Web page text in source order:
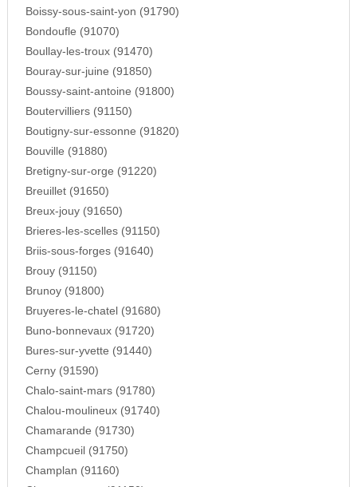
Boissy-sous-saint-yon (91790)
Bondoufle (91070)
Boullay-les-troux (91470)
Bouray-sur-juine (91850)
Boussy-saint-antoine (91800)
Boutervilliers (91150)
Boutigny-sur-essonne (91820)
Bouville (91880)
Bretigny-sur-orge (91220)
Breuillet (91650)
Breux-jouy (91650)
Brieres-les-scelles (91150)
Briis-sous-forges (91640)
Brouy (91150)
Brunoy (91800)
Bruyeres-le-chatel (91680)
Buno-bonnevaux (91720)
Bures-sur-yvette (91440)
Cerny (91590)
Chalo-saint-mars (91780)
Chalou-moulineux (91740)
Chamarande (91730)
Champcueil (91750)
Champlan (91160)